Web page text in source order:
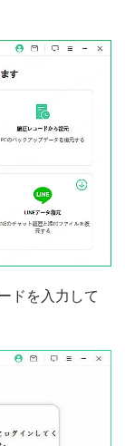
ドを入力して